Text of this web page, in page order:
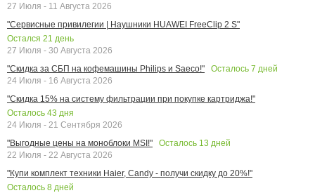
27 Июля - 11 Августа 2026
"Сервисные привилегии | Наушники HUAWEI FreeClip 2 S"
Остался 21 день
27 Июля - 30 Августа 2026
"Скидка за СБП на кофемашины Philips и Saeco!"
Осталось 7 дней
24 Июля - 16 Августа 2026
"Скидка 15% на систему фильтрации при покупке картриджа!"
Осталось 43 дня
24 Июля - 21 Сентября 2026
"Выгодные цены на моноблоки MSI!"
Осталось 13 дней
22 Июля - 22 Августа 2026
"Купи комплект техники Haier, Candy - получи скидку до 20%!"
Осталось 8 дней